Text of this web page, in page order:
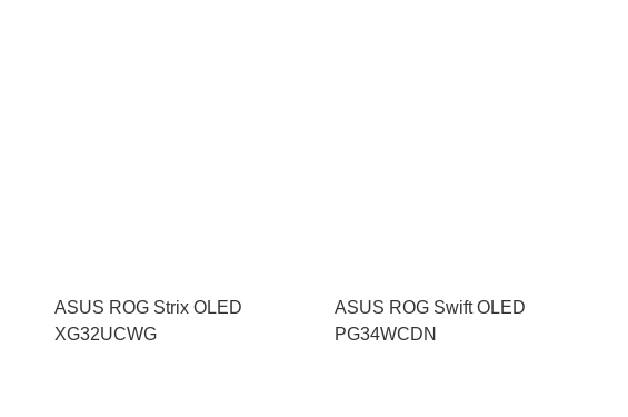
ASUS ROG Strix OLED
XG32UCWG
ASUS ROG Swift OLED
PG34WCDN